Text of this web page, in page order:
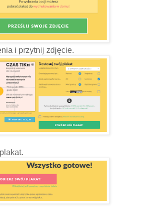
i przytnij zdjęcie.